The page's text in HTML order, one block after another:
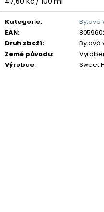
cena:
Kategorie:
Bytová
EAN:
Druh zboží:
Bytová
Země původu:
Výrobce: Sweet